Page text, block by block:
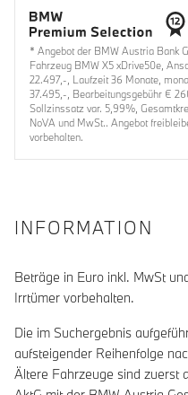
* Angebot der BMW Austria Bank
Fahrzeug BMW X5 xDrive50e,
22.497,-, Laufzeit 36 Monate,
37.495,-, Bearbeitungsgebühr €
Sollzinssatz var. 5,99%,
NoVA und MwSt.. Angebot
vorbehalten.
INFORMATION
Beträge in Euro inkl. MwSt
Irrtümer vorbehalten.
Die im Suchergebnis
aufsteigender Reihenfolge
Ältere Fahrzeuge sind zuerst